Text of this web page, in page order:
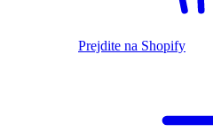
Prejdite na Shopify